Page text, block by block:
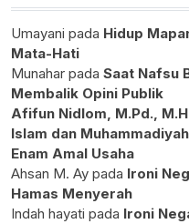
Umayani pada Hidup
Mata-Hati
Munahar pada Saat Nafsu
Membalik Opini Publik
Afifun Nidlom, M.Pd.,
Islam dan
Enam Amal Usaha
Ahsan M. Ay pada Ironi
Hamas Menyerah
Indah hayati pada Ironi